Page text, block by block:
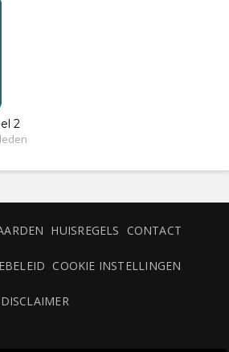
2
HUISREGELS CONTACT
COOKIE INSTELLINGEN
DISCLAIMER